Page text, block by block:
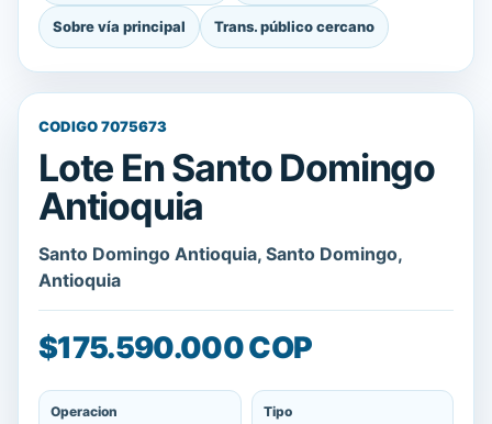
Sobre vía principal Trans. público cercano
CODIGO 7075673
Lote En Santo Domingo
Antioquia
Santo Domingo Antioquia, Santo Domingo,
Antioquia
$175.590.000 COP
Operacion Tipo